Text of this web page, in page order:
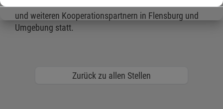
und weiteren Kooperationspartnern in Flensburg und
Umgebung statt.
Zurück zu allen Stellen